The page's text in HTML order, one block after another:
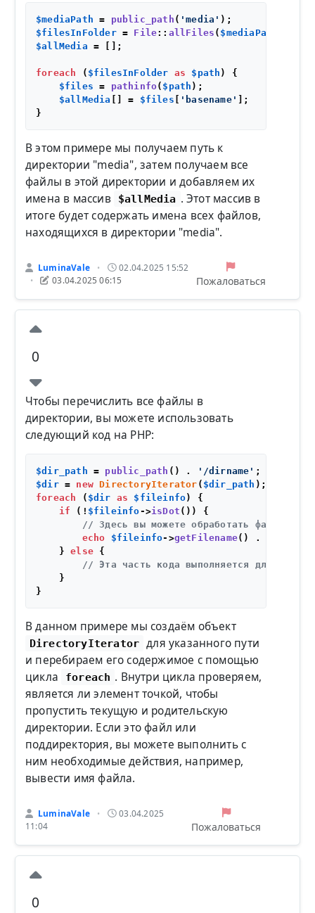
$mediaPath = public_path ( 'media'
$filesInFolder = File:: allFiles ( $mediaPath
$allMedia = [];
foreach ( $filesInFolder as $path ) {
$files = pathinfo( $path );
$allMedia
[] = $files 'basename'
];
В этом примере мы получаем путь к
директории "media", затем получаем все
файлы в этой директории и добавляем их
имена в массив
$allMedia . Этот массив в
итоге будет содержать имена всех файлов,
находящихся в директории "media".
LuminaVale • 02.04.2025 15:52
• 03.04.2025 06:15 Пожаловаться
0
Чтобы перечислить все файлы в
директории, вы можете использовать
следующий код на PHP:
$dir_path = public_path () . '/dirname'
$dir = new DirectoryIterator ( $dir_path
foreach ( $dir as $fileinfo) {
if (! $fileinfo->isDot ()) {
// Здесь вы можете обработать файл,
echo
$fileinfo->getFilename() .
    }
else {
// Эта часть кода выполняется для
    }
В данном примере мы создаём объект
DirectoryIterator для указанного пути
и перебираем его содержимое с помощью
цикла
foreach . Внутри цикла проверяем,
является ли элемент точкой, чтобы
пропустить текущую и родительскую
директории. Если это файл или
поддиректория, вы можете выполнить с
ним необходимые действия, например,
вывести имя файла.
LuminaVale •
03.04.2025
11:04
Пожаловаться
0